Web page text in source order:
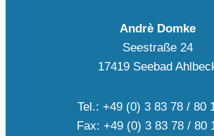
Andrè Domke
Seestraße 24
17419 Seebad
Tel.: +49 (0) 3 83 78 / 80
Fax: +49 (0) 3 83 78 / 80